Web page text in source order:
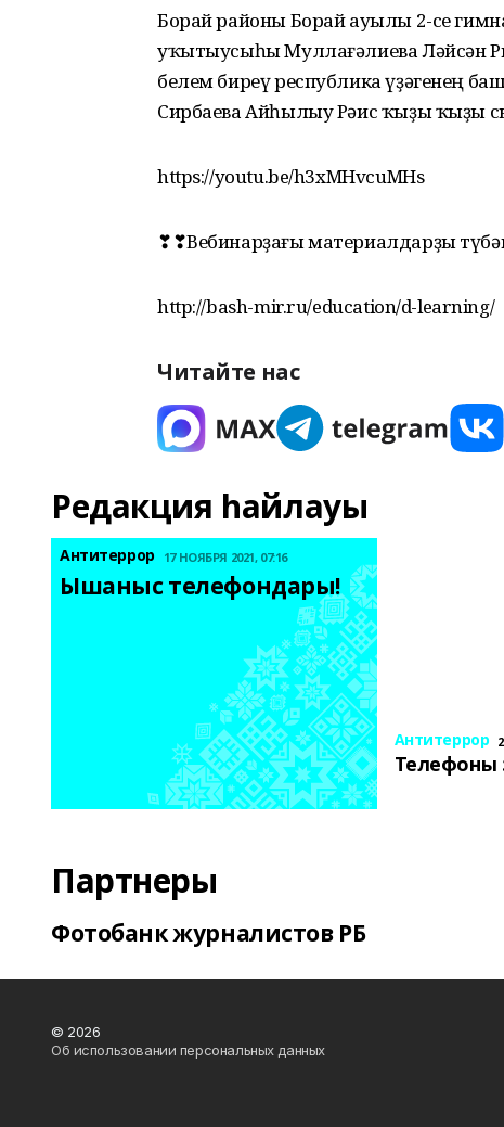
Борай районы Борай ауылы 2-се
уҡытыусыһы Муллағәлиева Ләйсән
белем биреү республика үҙәгенең
Сирбаева Айһылыу Рәис ҡыҙы ҡыҙы
https://youtu.be/h3xMHvcuMHs
❣❣Вебинарҙағы материалдарҙы
http://bash-mir.ru/education/d-learning/
Читайте нас
Редакция һайлауы
Антитеррор 17 НОЯБРЯ 2021, 07:16
Ышаныс телефондары!
Антитеррор
Телефоны
Партнеры
Фотобанк журналистов РБ
© 2026
Об использовании персональных данных